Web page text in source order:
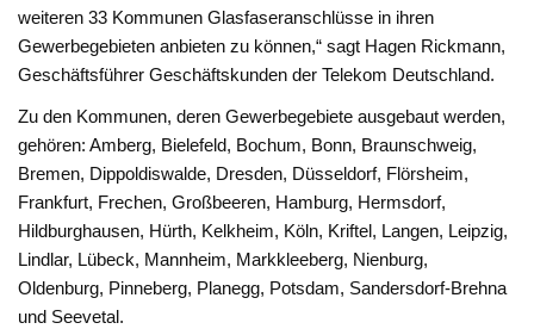
weiteren 33 Kommunen Glasfaseranschlüsse in ihren
Gewerbegebieten anbieten zu können,“ sagt Hagen Rickmann,
Geschäftsführer Geschäftskunden der Telekom Deutschland.
Zu den Kommunen, deren Gewerbegebiete ausgebaut werden,
gehören: Amberg, Bielefeld, Bochum, Bonn, Braunschweig,
Bremen, Dippoldiswalde, Dresden, Düsseldorf, Flörsheim,
Frankfurt, Frechen, Großbeeren, Hamburg, Hermsdorf,
Hildburghausen, Hürth, Kelkheim, Köln, Kriftel, Langen, Leipzig,
Lindlar, Lübeck, Mannheim, Markkleeberg, Nienburg,
Oldenburg, Pinneberg, Planegg, Potsdam, Sandersdorf-Brehna
und Seevetal.